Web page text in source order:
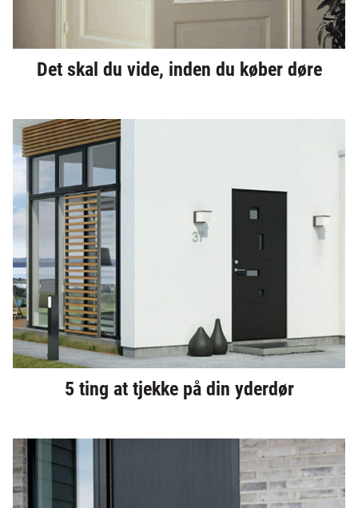
Det skal du vide, inden du køber døre
5 ting at tjekke på din yderdør